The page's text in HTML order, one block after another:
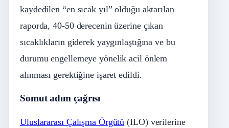
kaydedilen “en sıcak yıl” olduğu aktarılan
raporda, 40-50 derecenin üzerine çıkan
sıcaklıkların giderek yaygınlaştığına ve bu
durumu engellemeye yönelik acil önlem
alınması gerektiğine işaret edildi.
Somut adım çağrısı
Uluslararası Çalışma Örgütü (ILO) verilerine